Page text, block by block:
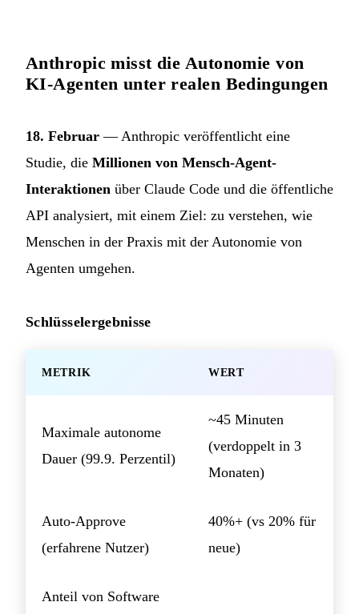
Anthropic misst die Autonomie von
KI-Agenten unter realen Bedingungen
18. Februar — Anthropic veröffentlicht eine
Studie, die Millionen von Mensch-Agent-
Interaktionen über Claude Code und die öffentliche
API analysiert, mit einem Ziel: zu verstehen, wie
Menschen in der Praxis mit der Autonomie von
Agenten umgehen.
Schlüsselergebnisse
METRIK WERT
Maximale autonome
Dauer (99.9. Perzentil)
~45 Minuten
(verdoppelt in 3
Monaten)
Auto-Approve
(erfahrene Nutzer)
40%+ (vs 20% für
neue)
Anteil von Software